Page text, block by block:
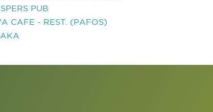
PUB
CAFE - REST. (PAFOS)